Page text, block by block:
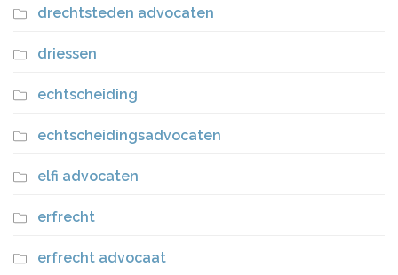
drechtsteden advocaten
driessen
echtscheiding
echtscheidingsadvocaten
elfi advocaten
erfrecht
erfrecht advocaat